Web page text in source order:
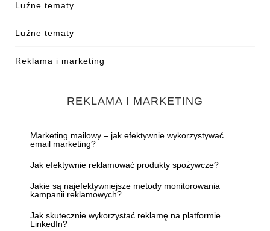
Luźne tematy
Luźne tematy
Reklama i marketing
REKLAMA I MARKETING
Marketing mailowy – jak efektywnie wykorzystywać
email marketing?
Jak efektywnie reklamować produkty spożywcze?
Jakie są najefektywniejsze metody monitorowania
kampanii reklamowych?
Jak skutecznie wykorzystać reklamę na platformie
LinkedIn?